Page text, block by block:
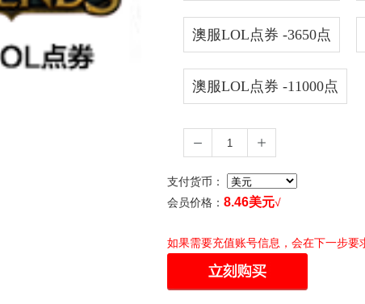
澳服LOL点券 -3650点
澳服LOL点券 -11000点
支付货币：
会员价格： 8.46美元√
如果需要充值账号信息，会在下一步要